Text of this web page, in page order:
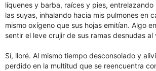
líquenes y barba, raíces y pies,
las suyas, inhalando hacia mis pulmones en
mismo oxígeno que sus hojas emitían. Algo
sentir el leve crujir de sus ramas desnudas al
Sí, lloré. Al mismo tiempo desconsolado y
perdido en la multitud que se reencuentra